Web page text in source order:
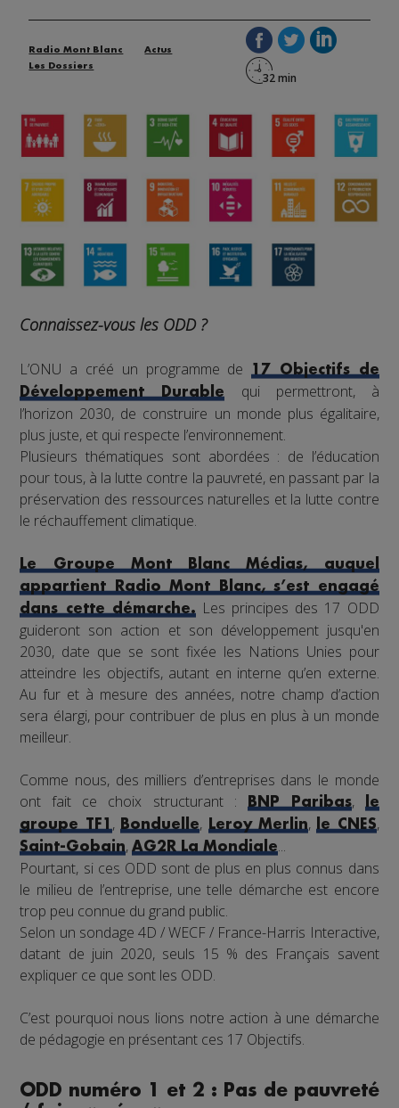
Radio Mont Blanc
Actus
Les Dossiers
Connaissez-vous les ODD ?
L’ONU a créé un programme de17 Objectifs de
Développement Durable
qui permettront, à
l’horizon 2030, de construire un monde plus égalitaire,
plus juste, et qui respecte l’environnement.
Plusieurs thématiques sont abordées : de l’éducation
pour tous, à la lutte contre la pauvreté, en passant par la
préservation des ressources naturelles et la lutte contre
le réchauffement climatique.
Le Groupe Mont Blanc Médias, auquel
appartient Radio Mont Blanc, s’est engagé
dans cette démarche.Les principes des 17 ODD
guideront son action et son développement jusqu'en
2030, date que se sont fixée les Nations Unies pour
atteindre les objectifs, autant en interne qu’en externe.
Au fur et à mesure des années, notre champ d’action
sera élargi, pour contribuer de plus en plus à un monde
meilleur.
Comme nous, des milliers d’entreprises dans le monde
ont fait ce choix structurant :
BNP Paribas,
le
groupe TF1 , Bonduelle, Leroy Merlin, le CNES,
Saint-Gobain,AG2R La Mondiale...
Pourtant, si ces ODD sont de plus en plus connus dans
le milieu de l’entreprise, une telle démarche est encore
trop peu connue du grand public.
Selon un sondage 4D / WECF / France-Harris Interactive,
datant de juin 2020, seuls 15 % des Français savent
expliquer ce que sont les ODD.
C’est pourquoi nous lions notre action à une démarche
de pédagogie en présentant ces 17 Objectifs.
ODD numéro 1 et 2 : Pas de pauvreté